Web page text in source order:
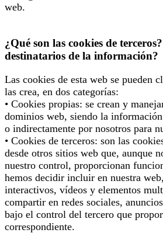
web.
¿Qué son las cookies de
destinatarios de la información?
Las cookies de esta web se pueden
las crea, en dos categorías:
• Cookies propias: se crean y
dominios web, siendo la
o indirectamente por nosotros para
• Cookies de terceros: son las
desde otros sitios web que, aunque
nuestro control, proporcionan
hemos decidir incluir en nuestra
interactivos, vídeos y elementos
compartir en redes sociales,
bajo el control del tercero que
correspondiente.